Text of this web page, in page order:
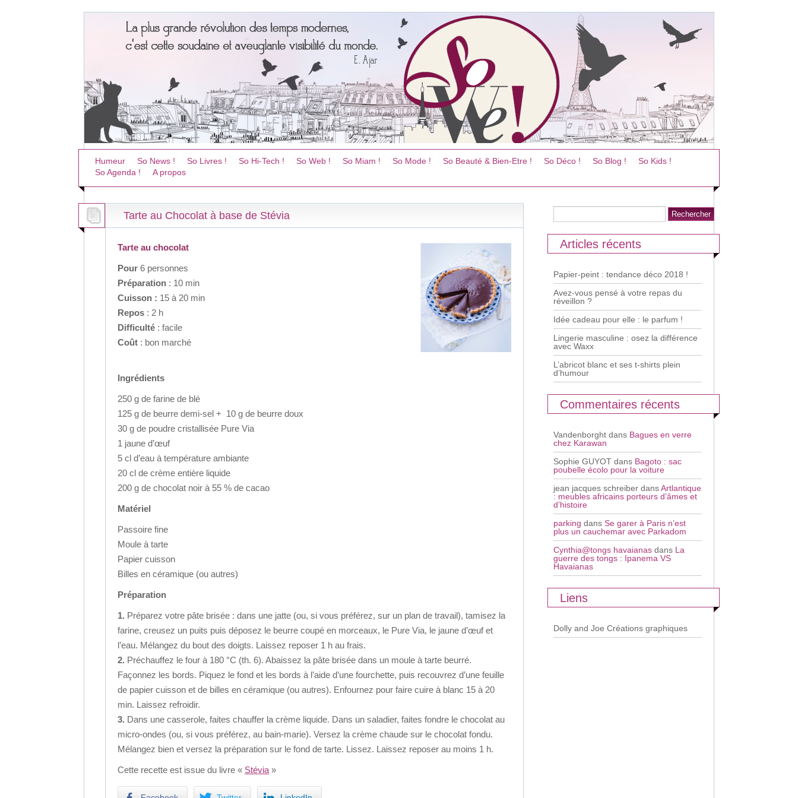
Humeur So News ! So Livres ! So Hi-Tech ! So Web ! So Miam ! So Mode ! So Beauté & Bien-Etre ! So Déco ! So Blog !
So Kids !
So Agenda !
A propos
Tarte au Chocolat à base de Stévia
Tarte au chocolat
Pour 6 personnes
Préparation : 10 min
Cuisson : 15 à 20 min
Repos : 2 h
Difficulté : facile
Coût : bon marché
Ingrédients
250 g de farine de blé
125 g de beurre demi-sel + 10 g de beurre doux
30 g de poudre cristallisée Pure Via
1 jaune d’œuf
5 cl d’eau à température ambiante
20 cl de crème entière liquide
200 g de chocolat noir à 55 % de cacao
Matériel
Passoire fine
Moule à tarte
Papier cuisson
Billes en céramique (ou autres)
Préparation
1. Préparez votre pâte brisée : dans une jatte (ou, si vous préférez, sur un plan de travail), tamisez la
farine, creusez un puits puis déposez le beurre coupé en morceaux, le Pure Via, le jaune d’œuf et
l’eau. Mélangez du bout des doigts. Laissez reposer 1 h au frais.
2. Préchauffez le four à 180 °C (th. 6). Abaissez la pâte brisée dans un moule à tarte beurré.
Façonnez les bords. Piquez le fond et les bords à l’aide d’une fourchette, puis recouvrez d’une feuille
de papier cuisson et de billes en céramique (ou autres). Enfournez pour faire cuire à blanc 15 à 20
min. Laissez refroidir.
3. Dans une casserole, faites chauffer la crème liquide. Dans un saladier, faites fondre le chocolat au
micro-ondes (ou, si vous préférez, au bain-marie). Versez la crème chaude sur le chocolat fondu.
Mélangez bien et versez la préparation sur le fond de tarte. Lissez. Laissez reposer au moins 1 h.
Cette recette est issue du livre « Stévia »
Articles récents
Papier-peint : tendance déco 2018 !
Avez-vous pensé à votre repas du
réveillon ?
Idée cadeau pour elle : le parfum !
Lingerie masculine : osez la différence
avec Waxx
L’abricot blanc et ses t-shirts plein
d’humour
Commentaires récents
Vandenborght dans Bagues en verre
chez Karawan
Sophie GUYOT dans Bagoto : sac
poubelle écolo pour la voiture
jean jacques schreiber dansArtlantique
: meubles africains porteurs d’âmes et
d’histoire
parking dans Se garer à Paris n’est
plus un cauchemar avec Parkadom
Cynthia@tongs havaianas dans La
guerre des tongs : Ipanema VS
Havaianas
Liens
Dolly and Joe Créations graphiques